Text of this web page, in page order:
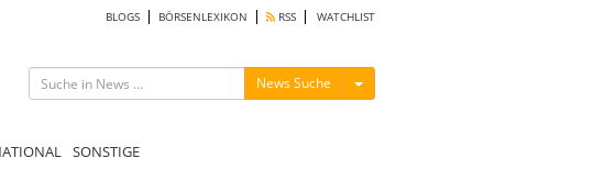
BLOGS BÖRSENLEXIKON RSS WATCHLIST
News Suche Menü ein-/ausblenden
SONSTIGE